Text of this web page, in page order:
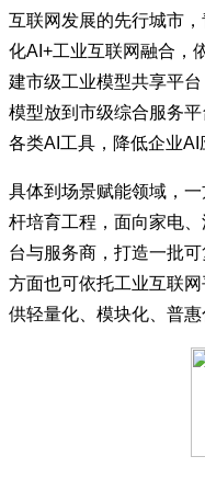
互联网发展的先行城市
化AI+工业互联网融合，
建市级工业模型共享平
模型放到市级综合服务
各类AI工具，降低企业AI
具体到场景赋能领域，
杆培育工程，面向家电
台与服务商，打造一批
方面也可依托工业互联
供轻量化、模块化、普